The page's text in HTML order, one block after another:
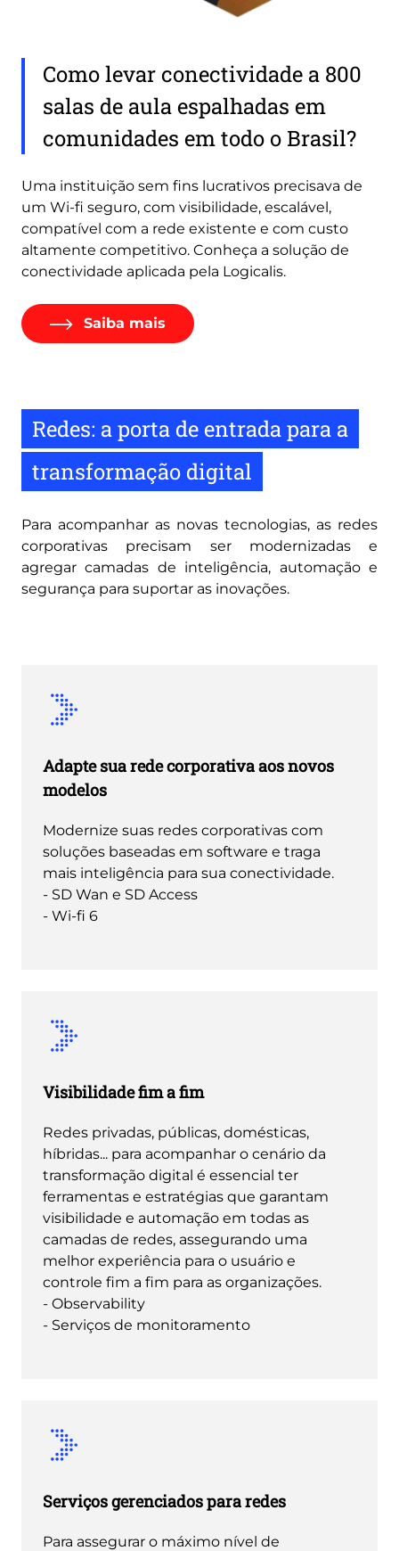
Como levar conectividade a 800
salas de aula espalhadas em
comunidades em todo o Brasil?
Uma instituição sem fins lucrativos precisava de
um Wi-fi seguro, com visibilidade, escalável,
compatível com a rede existente e com custo
altamente competitivo. Conheça a solução de
conectividade aplicada pela Logicalis.
Saiba mais
Redes: a porta de entrada para a
transformação digital
Para acompanhar as novas tecnologias, as redes
corporativas precisam ser modernizadas e
agregar camadas de inteligência, automação e
segurança para suportar as inovações.
Adapte sua rede corporativa aos novos
modelos
Modernize suas redes corporativas com
soluções baseadas em software e traga
mais inteligência para sua conectividade.
- SD Wan e SD Access
- Wi-fi 6
Visibilidade fim a fim
Redes privadas, públicas, domésticas,
híbridas... para acompanhar o cenário da
transformação digital é essencial ter
ferramentas e estratégias que garantam
visibilidade e automação em todas as
camadas de redes, assegurando uma
melhor experiência para o usuário e
controle fim a fim para as organizações.
- Observability
- Serviços de monitoramento
Serviços gerenciados para redes
Para assegurar o máximo nível de